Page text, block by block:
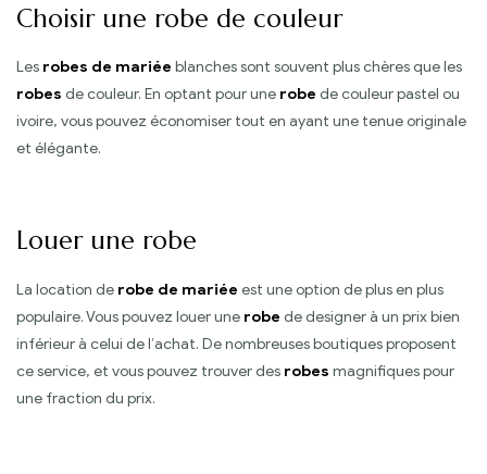
Choisir une robe de couleur
Les robes de mariée blanches sont souvent plus chères que les
robes de couleur. En optant pour une robe de couleur pastel ou
ivoire, vous pouvez économiser tout en ayant une tenue originale
et élégante.
Louer une robe
La location de robe de mariée est une option de plus en plus
populaire. Vous pouvez louer une robe de designer à un prix bien
inférieur à celui de l’achat. De nombreuses boutiques proposent
ce service, et vous pouvez trouver des robes magnifiques pour
une fraction du prix.